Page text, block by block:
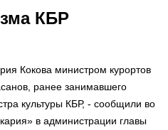
КБР
Кокова министром курортов
ранее занимавшего
культуры КБР, - сообщили во
в администрации главы